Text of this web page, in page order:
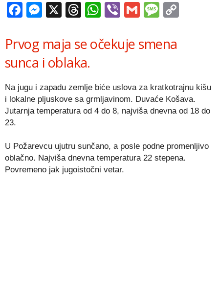
Facebook
Messenger
X Threads
WhatsApp
ViberGmail
Prvog maja se očekuje smena
sunca i oblaka.
Na jugu i zapadu zemlje biće uslova za kratkotrajnu kišu
i lokalne pljuskove sa grmljavinom. Duvaće Košava.
Jutarnja temperatura od 4 do 8, najviša dnevna od 18 do
23.
U Požarevcu ujutru sunčano, a posle podne promenljivo
oblačno. Najviša dnevna temperatura 22 stepena.
Povremeno jak jugoistočni vetar.